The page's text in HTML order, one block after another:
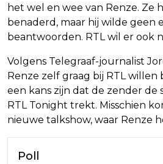
het wel en wee van Renze. Ze
benaderd, maar hij wilde geen
beantwoorden. RTL wil er ook
Volgens Telegraaf-journalist
Renze zelf graag bij RTL willen
een kans zijn dat de zender de
RTL Tonight trekt. Misschien
nieuwe talkshow, waar Renze
Poll